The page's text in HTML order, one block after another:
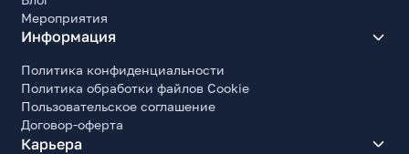
Мероприятия
Информация
Политика конфиденциальности
Политика обработки файлов Cookie
Пользовательское соглашение
Договор-оферта
Карьера